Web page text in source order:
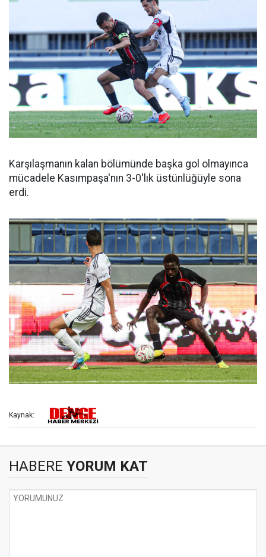
Karşılaşmanın kalan bölümünde başka gol olmayınca
mücadele Kasımpaşa'nın 3-0'lık üstünlüğüyle sona
erdi.
Kaynak:
HABERE YORUM KAT